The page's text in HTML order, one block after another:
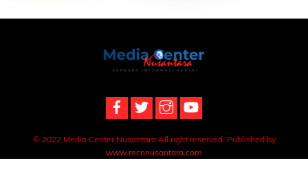
Back
To
© 2022 Media Center Nusantara All right reserved. Published by
www.mcnnusantara.com